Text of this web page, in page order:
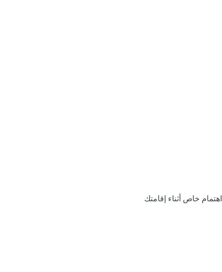
اهتمام خاص أثناء إقامتك